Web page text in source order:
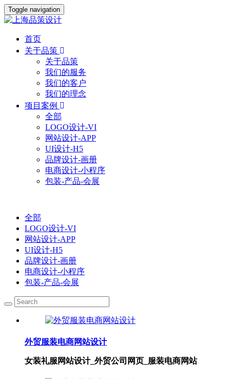
Toggle navigation
首页
关于品策
关于品策
我们的服务
我们的客户
我们的理念
项目案例
全部
LOGO设计-VI
网站设计-APP
UI设计-H5
品牌设计-画册
电商设计-小程序
包装-产品-会展
全部
LOGO设计-VI
网站设计-APP
UI设计-H5
品牌设计-画册
电商设计-小程序
包装-产品-会展
外贸服装电商网站设计
女装礼服网站设计_外贸公司网页_服装电商网站